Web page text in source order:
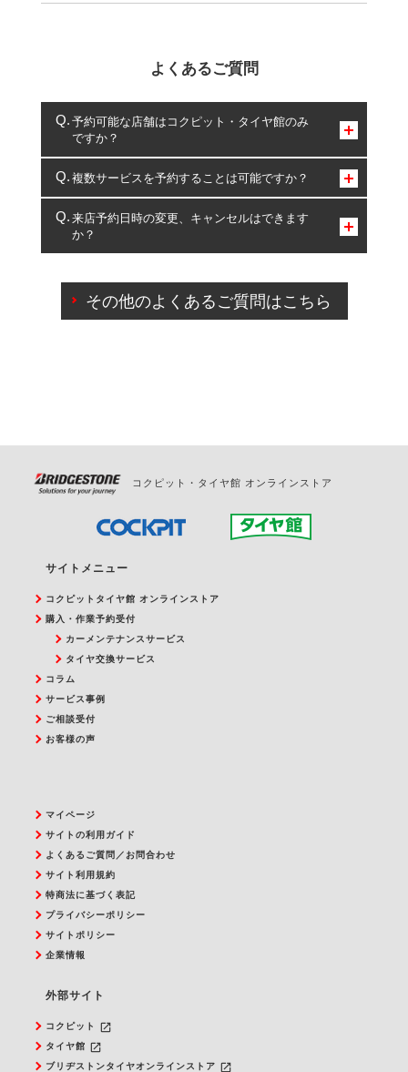
よくあるご質問
予約可能な店舗はコクピット・タイヤ館のみ
ですか？
コクピット・タイヤ館のみとなります。
複数サービスを予約することは可能ですか？
複数サービスのご予約は可能です。
一部の商品・サービスの組み合わせに限り、同時にご予約が
出来ないものもございます。
来店予約日時の変更、キャンセルはできます
か？
ご来店予約日の3営業日前を過ぎている場合のご予約
の日時変更につきましては、直接ご予約の店舗まで
その他のよくあるご質問はこちら
コクピット・タイヤ館 オンラインストア
サイトメニュー
コクピットタイヤ館 オンラインストア
購入・作業予約受付
カーメンテナンスサービス
タイヤ交換サービス
コラム
サービス事例
ご相談受付
お客様の声
マイページ
サイトの利用ガイド
よくあるご質問／お問合わせ
サイト利用規約
特商法に基づく表記
プライバシーポリシー
サイトポリシー
企業情報
外部サイト
コクピット launch
タイヤ館 launch
ブリヂストンタイヤオンラインストア launch